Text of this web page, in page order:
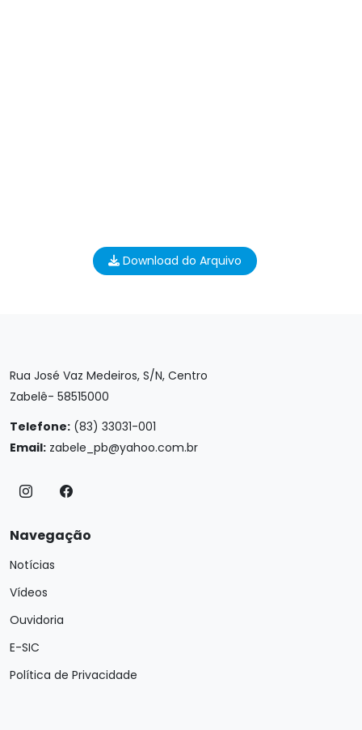
Download do Arquivo
Rua José Vaz Medeiros, S/N, Centro
Zabelê- 58515000
Telefone: (83) 33031-001
Email: zabele_pb@yahoo.com.br
Navegação
Notícias
Vídeos
Ouvidoria
E-SIC
Política de Privacidade